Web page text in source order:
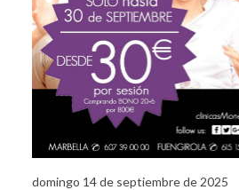
domingo 14 de septiembre de 2025